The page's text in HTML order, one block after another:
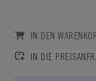
IN DEN
IN DIE